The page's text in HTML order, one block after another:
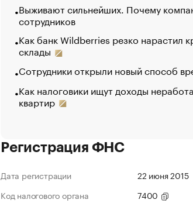
Выживают сильнейших. Почему
сотрудников
Как банк Wildberries резко нарастил
склады
Сотрудники открыли новый способ
Как налоговики ищут доходы
квартир
Регистрация ФНС
Дата регистрации
22 июня 2015
Код налогового органа
7400